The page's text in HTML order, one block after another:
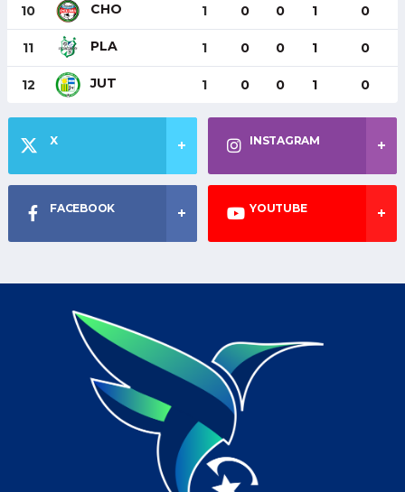
10 CHO 1 0 0 1 0
11 PLA 1 0 0 1 0
12 JUT 1 0 0 1 0
X INSTAGRAM
FACEBOOK YOUTUBE